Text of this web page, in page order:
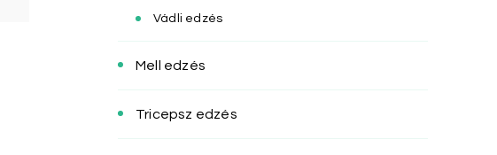
Vádli edzés
Mell edzés
Tricepsz edzés